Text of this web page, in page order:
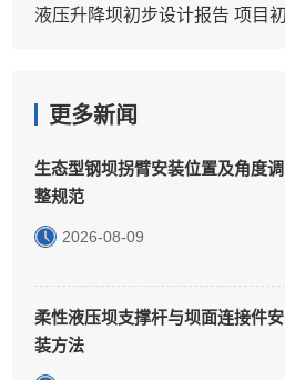
更多新闻
生态型钢坝拐臂安装位置及角度调
整规范
2026-08-09
柔性液压坝支撑杆与坝面连接件安
装方法